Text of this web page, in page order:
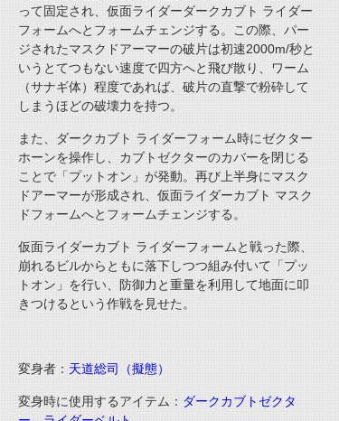
って固定され、仮面ライダーダークカブト ライダー
フォームへとフォームチェンジする。この際、パー
ジされたマスクドアーマーの破片は初速2000m/秒と
いうとてつもない速度で四方へと飛び散り、ワーム
（サナギ体）程度であれば、破片の直撃で粉砕して
しまうほどの破壊力を持つ。
また、ダークカブト ライダーフォーム時にゼクター
ホーンを操作し、カブトゼクターのカバーを閉じる
ことで「プットオン」が発動。再び上半身にマスク
ドアーマーが形成され、仮面ライダーカブト マスク
ドフォームへとフォームチェンジする。
仮面ライダーカブト ライダーフォームと戦った際、
崩れるビルからともに落下しつつ組み付いて「プッ
トオン」を行い、防御力と重量を利用して地面に叩
きつけるという作戦を見せた。
変身者： 天道総司（擬態）
変身時に使用するアイテム： ダークカブトゼクタ